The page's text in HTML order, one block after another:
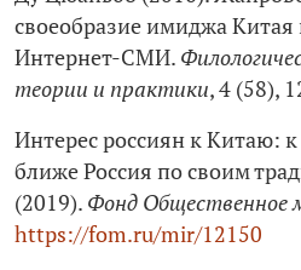
своеобразие имиджа Китая
Интернет-СМИ.
теории и практики, 4 (58),
Интерес россиян к Китаю:
ближе Россия по своим
(2019). Фонд Общественное
https://fom.ru/mir/12150